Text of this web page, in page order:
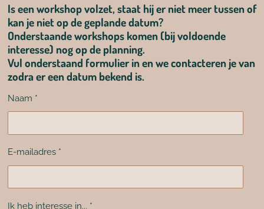
Is een workshop volzet, staat hij er niet meer tussen of
kan je niet op de geplande datum?
Onderstaande workshops komen (bij voldoende
interesse) nog op de planning.
Vul onderstaand formulier in en we contacteren je van
zodra er een datum bekend is.
Naam *
E-mailadres *
Ik heb interesse in... *